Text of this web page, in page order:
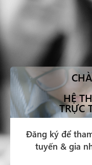
HỆ
TRỰC
Đăng ký để
tuyến & gia